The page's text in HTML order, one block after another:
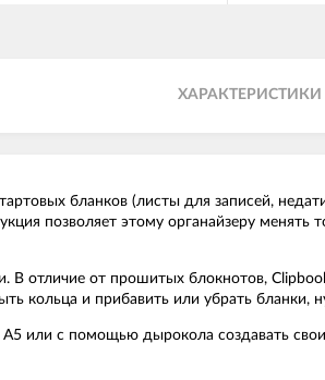
ХАРАКТЕРИСТИКИ
бланков (листы для записей,
позволяет этому органайзеру менять
отличие от прошитых блокнотов,
кольца и прибавить или убрать бланки,
или с помощью дырокола создавать